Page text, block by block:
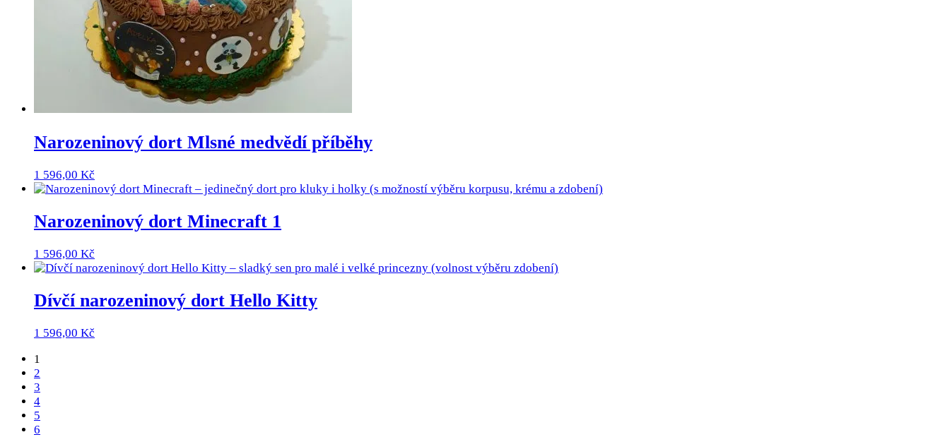
Narozeninový dort Mlsné medvědí příběhy
1 596,00 Kč
Narozeninový dort Minecraft 1
1 596,00 Kč
Dívčí narozeninový dort Hello Kitty
1 596,00 Kč
1
2
3
4
5
6